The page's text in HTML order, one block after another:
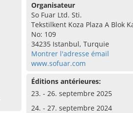
Organisateur
So Fuar Ltd. Sti.
Tekstilkent Koza Plaza A Blok
No: 109
34235 Istanbul, Turquie
Montrer l'adresse émail
www.sofuar.com
Éditions antérieures:
23. - 26. septembre 2025
24. - 27. septembre 2024